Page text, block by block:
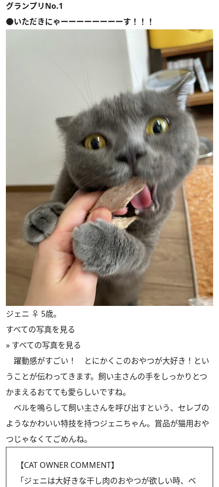
グランプリNo.1
●いただきにゃーーーーーーーーす！！！
ジェニ ♀ 5歳。
すべての写真を見る
» すべての写真を見る
躍動感がすごい！ とにかくこのおやつが大好き！とい
うことが伝わってきます。飼い主さんの手をしっかりとつ
かまえるおてても愛らしいですね。
ベルを鳴らして飼い主さんを呼び出すという、セレブの
ようなかわいい特技を持つジェニちゃん。賞品が猫用おや
つじゃなくてごめんね。
【CAT OWNER COMMENT】
「ジェニは大好きな干し肉のおやつが欲しい時、ベ